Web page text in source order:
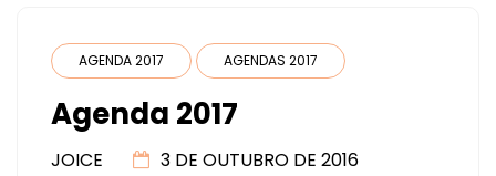
AGENDA 2017 AGENDAS 2017
Agenda 2017
JOICE
3 DE OUTUBRO DE 2016